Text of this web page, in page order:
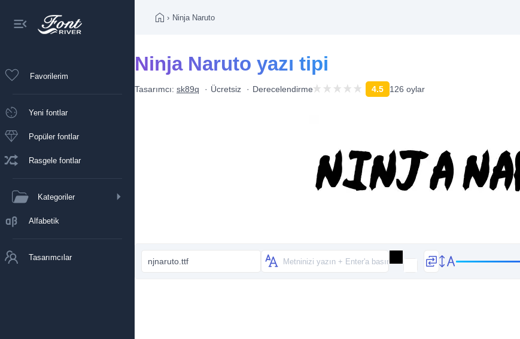
Favorilerim
Yeni fontlar
Popüler fontlar
Rasgele fontlar
Kategoriler
Alfabetik
Tasarımcılar
› Ninja Naruto
Ninja Naruto yazı tipi
Tasarımcı: sk89q Ücretsiz Derecelendirme 4.5 126 oylar
njnaruto.ttf